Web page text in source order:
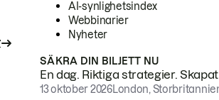
AI-synlighetsindex
Webbinarier
Nyheter
SÄKRA DIN BILJETT NU
En dag. Riktiga strategier.
13 oktober 2026London,